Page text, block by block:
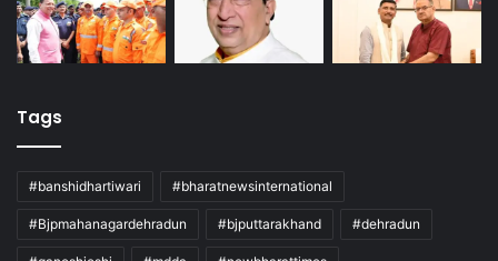
Tags
#banshidhartiwari #bharatnewsinternational
#Bjpmahanagardehradun #bjputtarakhand #dehradun